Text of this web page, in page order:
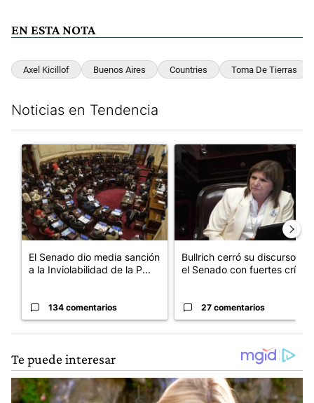
EN ESTA NOTA
Axel Kicillof Buenos Aires Countries Toma De Tierras
Noticias en Tendencia
Un artículo de tendencia con el título "El Senado dio media
El Senado dio media sanción
a la Inviolabilidad de la P...
134 comentarios
Un artículo de tendencia
Bullrich cerró su discurso en
el Senado con fuertes crí...
27 comentarios